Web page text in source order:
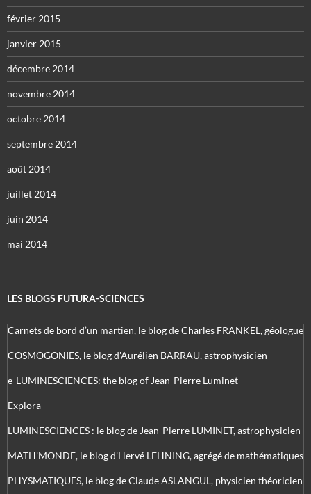
février 2015
janvier 2015
décembre 2014
novembre 2014
octobre 2014
septembre 2014
août 2014
juillet 2014
juin 2014
mai 2014
LES BLOGS FUTURA-SCIENCES
Carnets de bord d’un martien, le blog de Charles FRANKEL, géologue
COSMOGONIES, le blog d'Aurélien BARRAU, astrophysicien
e-LUMINESCIENCES: the blog of Jean-Pierre Luminet
Explora
LUMINESCIENCES : le blog de Jean-Pierre LUMINET, astrophysicien
MATH'MONDE, le blog d'Hervé LEHNING, agrégé de mathématiques
PHYSMATIQUES, le blog de Claude ASLANGUL, physicien théoricien